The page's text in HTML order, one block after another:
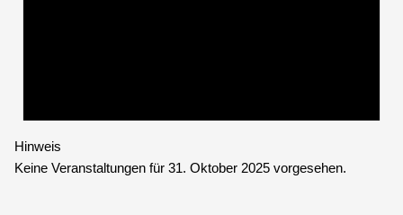
Hinweis
Keine Veranstaltungen für 31. Oktober 2025 vorgesehen.